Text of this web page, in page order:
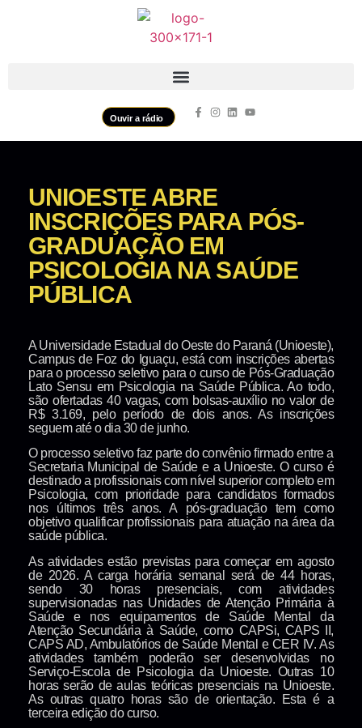
Ouvir a rádio
UNIOESTE ABRE
INSCRIÇÕES PARA PÓS-
GRADUAÇÃO EM
PSICOLOGIA NA SAÚDE
PÚBLICA
A Universidade Estadual do Oeste do Paraná (Unioeste),
Campus de Foz do Iguaçu, está com inscrições abertas
para o processo seletivo para o curso de Pós-Graduação
Lato Sensu em Psicologia na Saúde Pública. Ao todo,
são ofertadas 40 vagas, com bolsas-auxílio no valor de
R$ 3.169, pelo período de dois anos. As inscrições
seguem até o dia 30 de junho.
O processo seletivo faz parte do convênio firmado entre a
Secretaria Municipal de Saúde e a Unioeste. O curso é
destinado a profissionais com nível superior completo em
Psicologia, com prioridade para candidatos formados
nos últimos três anos. A pós-graduação tem como
objetivo qualificar profissionais para atuação na área da
saúde pública.
As atividades estão previstas para começar em agosto
de 2026. A carga horária semanal será de 44 horas,
sendo 30 horas presenciais, com atividades
supervisionadas nas Unidades de Atenção Primária à
Saúde e nos equipamentos de Saúde Mental da
Atenção Secundária à Saúde, como CAPSi, CAPS II,
CAPS AD, Ambulatórios de Saúde Mental e CER IV. As
atividades também poderão ser desenvolvidas no
Serviço-Escola de Psicologia da Unioeste. Outras 10
horas serão de aulas teóricas presenciais na Unioeste.
As outras quatro horas são de orientação. Esta é a
terceira edição do curso.